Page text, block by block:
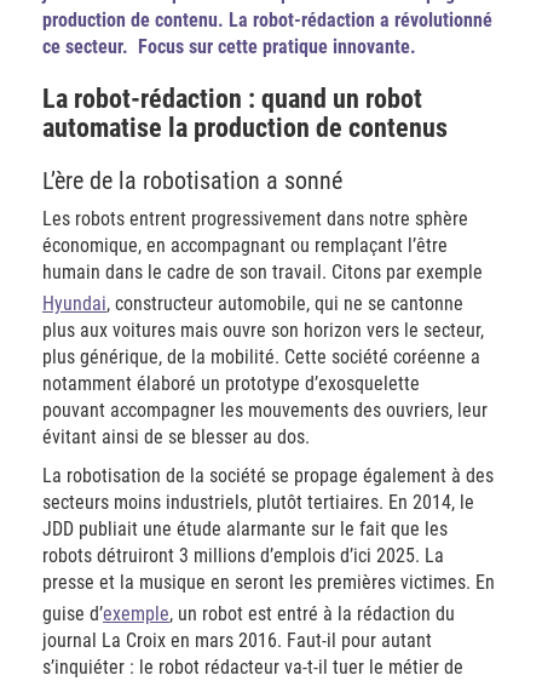
production de contenu. La robot-rédaction a révolutionné
ce secteur. Focus sur cette pratique innovante.
La robot-rédaction : quand un robot
automatise la production de contenus
L’ère de la robotisation a sonné
Les robots entrent progressivement dans notre sphère
économique, en accompagnant ou remplaçant l’être
humain dans le cadre de son travail. Citons par exemple
Hyundai, constructeur automobile, qui ne se cantonne
plus aux voitures mais ouvre son horizon vers le secteur,
plus générique, de la mobilité. Cette société coréenne a
notamment élaboré un prototype d’exosquelette
pouvant accompagner les mouvements des ouvriers, leur
évitant ainsi de se blesser au dos.
La robotisation de la société se propage également à des
secteurs moins industriels, plutôt tertiaires. En 2014, le
JDD publiait une étude alarmante sur le fait que les
robots détruiront 3 millions d’emplois d’ici 2025. La
presse et la musique en seront les premières victimes. En
guise d’exemple, un robot est entré à la rédaction du
journal La Croix en mars 2016. Faut-il pour autant
s’inquiéter : le robot rédacteur va-t-il tuer le métier de